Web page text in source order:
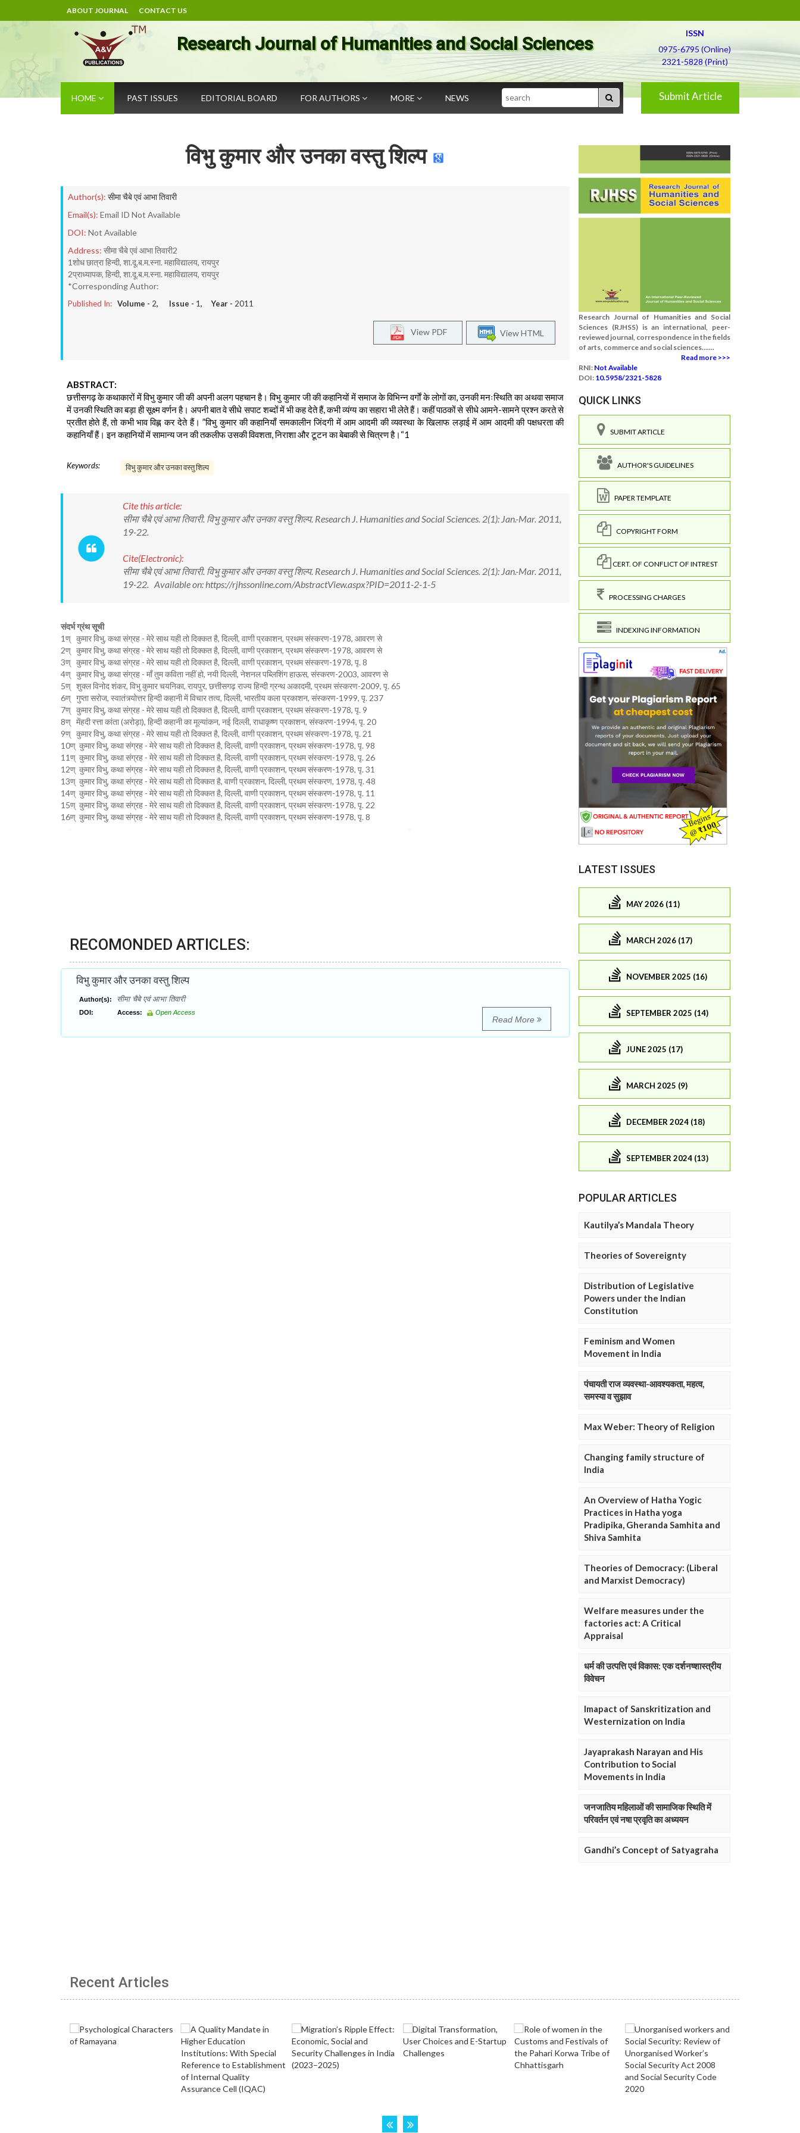
ABOUT JOURNAL CONTACT US
Research Journal of Humanities and Social Sciences
ISSN
0975-6795 (Online)
2321-5828 (Print)
HOME PAST ISSUES EDITORIAL BOARD FOR AUTHORS MORE NEWS Search Submit Article
विभु कुमार और उनका वस्तु शिल्प
Author(s): सीमा चैबे एवं आभा तिवारी
Email(s): Email ID Not Available
DOI: Not Available
Address: सीमा चैबे एवं आभा तिवारी2
1शोध छात्रा हिन्दी, शा.दू.ब.म.स्ना. महाविद्यालय, रायपुर
2प्राध्यापक, हिन्दी, शा.दू.ब.म.स्ना. महाविद्यालय, रायपुर
*Corresponding Author:
Published In: Volume - 2, Issue - 1, Year - 2011
View HTML
View PDF
ABSTRACT:
छत्तीसगढ़ के कथाकारों में विभु कुमार जी की अपनी अलग पहचान है। विभु कुमार जी की कहानियों में समाज के विभिन्न वर्गाें के लोगों का, उनकी मनःस्थिति का अथवा समाज
में उनकी स्थिति का बड़ा ही सूक्ष्म वर्णन है। अपनी बात वे सीधे सपाट शब्दों में भी कह देते हैं, कभी व्यंग्य का सहारा भी लेते हैं। कहीं पाठकों से सीधे आमने-सामने प्रश्न करते से
प्रतीत होते हैं, तो कभी भाव विह्ल कर देते हैं। ”विभु कुमार की कहानियाँ समकालीन जिंदगी में आम आदमी की व्यवस्था के खिलाफ लड़ाई में आम आदमी की पक्षधरता की
कहानियाँ हैं। इन कहानियों में सामान्य जन की तकलीफ उसकी विवशता, निराशा और टूटन का बेबाकी से चित्रण है।“1
Keywords: विभु कुमार और उनका वस्तु शिल्प
Cite this article:
सीमा चैबे एवं आभा तिवारी. विभु कुमार और उनका वस्तु शिल्प. Research J. Humanities and Social Sciences. 2(1): Jan.-Mar. 2011,
19-22.
Cite(Electronic):
सीमा चैबे एवं आभा तिवारी. विभु कुमार और उनका वस्तु शिल्प. Research J. Humanities and Social Sciences. 2(1): Jan.-Mar. 2011,
19-22. Available on: https://rjhssonline.com/AbstractView.aspx?PID=2011-2-1-5
संदर्भ ग्रंथ सूची
1ण् कुमार विभु, कथा संग्रह - मेरे साथ यही तो दिक्कत है, दिल्ली, वाणी प्रकाशन, प्रथम संस्करण-1978, आवरण से
2ण् कुमार विभु, कथा संग्रह - मेरे साथ यही तो दिक्कत है, दिल्ली, वाणी प्रकाशन, प्रथम संस्करण-1978, आवरण से
3ण् कुमार विभु, कथा संग्रह - मेरे साथ यही तो दिक्कत है, दिल्ली, वाणी प्रकाशन, प्रथम संस्करण-1978, पृ. 8
4ण् कुमार विभु, कथा संग्रह - माँ तुम कविता नहीं हो, नयी दिल्ली, नेशनल पब्लिशिंग हाऊस, संस्करण-2003, आवरण से
5ण् शुक्ल विनोद शंकर, विभु कुमार चयनिका, रायपुर, छत्तीसगढ़ राज्य हिन्दी ग्रन्थ अकादमी, प्रथम संस्करण-2009, पृ. 65
6ण् गुप्ता सरोज, स्वातंत्र्योत्तर हिन्दी कहानी में विचार तत्व, दिल्ली, भारतीय कला प्रकाशन, संस्करण-1999, पृ. 237
7ण् कुमार विभु, कथा संग्रह - मेरे साथ यही तो दिक्कत है, दिल्ली, वाणी प्रकाशन, प्रथम संस्करण-1978, पृ. 9
8ण् मेंहदी रत्ता कांता (अरोड़ा), हिन्दी कहानी का मूल्यांकन, नई दिल्ली, राधाकृष्ण प्रकाशन, संस्करण-1994, पृ. 20
9ण् कुमार विभु, कथा संग्रह - मेरे साथ यही तो दिक्कत है, दिल्ली, वाणी प्रकाशन, प्रथम संस्करण-1978, पृ. 21
10ण् कुमार विभु, कथा संग्रह - मेरे साथ यही तो दिक्कत है, दिल्ली, वाणी प्रकाशन, प्रथम संस्करण-1978, पृ. 98
11ण् कुमार विभु, कथा संग्रह - मेरे साथ यही तो दिक्कत है, दिल्ली, वाणी प्रकाशन, प्रथम संस्करण-1978, पृ. 26
12ण् कुमार विभु, कथा संग्रह - मेरे साथ यही तो दिक्कत है, दिल्ली, वाणी प्रकाशन, प्रथम संस्करण-1978, पृ. 31
13ण् कुमार विभु, कथा संग्रह - मेरे साथ यही तो दिक्कत है, वाणी प्रकाशन, दिल्ली, प्रथम संस्करण, 1978, पृ. 48
14ण् कुमार विभु, कथा संग्रह - मेरे साथ यही तो दिक्कत है, दिल्ली, वाणी प्रकाशन, प्रथम संस्करण-1978, पृ. 11
15ण् कुमार विभु, कथा संग्रह - मेरे साथ यही तो दिक्कत है, दिल्ली, वाणी प्रकाशन, प्रथम संस्करण-1978, पृ. 22
16ण् कुमार विभु, कथा संग्रह - मेरे साथ यही तो दिक्कत है, दिल्ली, वाणी प्रकाशन, प्रथम संस्करण-1978, पृ. 8
RECOMONDED ARTICLES:
विभु कुमार और उनका वस्तु शिल्प
Author(s): सीमा चैबे एवं आभा तिवारी
DOI: Access: Open Access
Read More
Research Journal of Humanities and Social
Sciences (RJHSS) is an international, peer-
reviewed journal, correspondence in the fields
of arts, commerce and social sciences.......
Read more >>>
RNI: Not Available
DOI: 10.5958/2321-5828
QUICK LINKS
SUBMIT ARTICLE
AUTHOR'S GUIDELINES
PAPER TEMPLATE
COPYRIGHT FORM
CERT. OF CONFLICT OF INTREST
PROCESSING CHARGES
INDEXING INFORMATION
LATEST ISSUES
MAY 2026 (11)
MARCH 2026 (17)
NOVEMBER 2025 (16)
SEPTEMBER 2025 (14)
JUNE 2025 (17)
MARCH 2025 (9)
DECEMBER 2024 (18)
SEPTEMBER 2024 (13)
POPULAR ARTICLES
Kautilya’s Mandala Theory
Theories of Sovereignty
Distribution of Legislative
Powers under the Indian
Constitution
Feminism and Women
Movement in India
पंचायती राज व्यवस्था-आवश्यकता, महत्व,
समस्या व सुझाव
Max Weber: Theory of Religion
Changing family structure of
India
An Overview of Hatha Yogic
Practices in Hatha yoga
Pradipika, Gheranda Samhita and
Shiva Samhita
Theories of Democracy: (Liberal
and Marxist Democracy)
Welfare measures under the
factories act: A Critical
Appraisal
धर्म की उत्पत्ति एवं विकास: एक दर्शनष्शास्त्रीय
विवेचन
Imapact of Sanskritization and
Westernization on India
Jayaprakash Narayan and His
Contribution to Social
Movements in India
जनजातिय महिलाओं की सामाजिक स्थिति में
परिवर्तन एवं नषा प्रवृति का अध्ययन
Gandhi’s Concept of Satyagraha
Recent Articles